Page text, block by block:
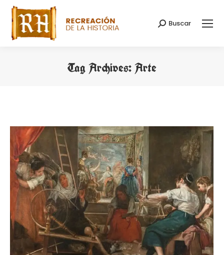
Search:
Buscar
Tag Archives:Arte